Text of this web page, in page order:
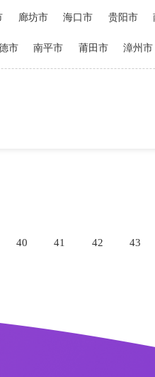
廊坊市 海口市 贵阳市
市 南平市 莆田市 漳州市
40 41 42 43